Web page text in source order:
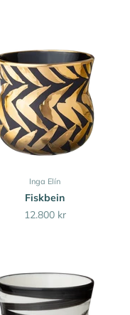
Inga Elín
Fiskbein
Sale price
12.800 kr